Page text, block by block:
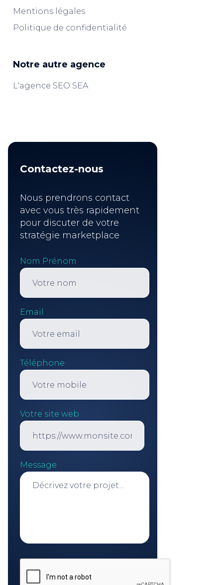
Contactez-nous
Nous prendrons contact
avec vous très rapidement
pour discuter de votre
stratégie marketplace
Nom Prénom
Email
Téléphone
Votre site web
Message
Mentions légales
Politique de confidentialité
Notre autre agence
L'agence SEO SEA